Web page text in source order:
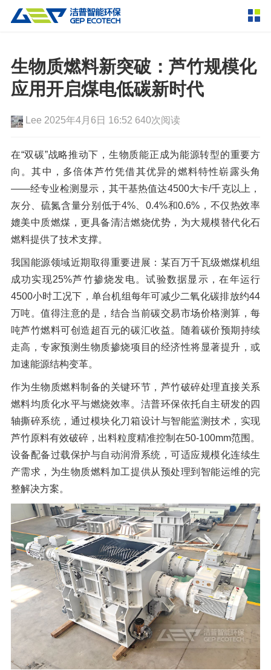
双轴撕碎机 单轴撕碎机
垃圾破袋机
粉碎设备
环锤式粉碎机 鼓式粉碎机
轮胎钢丝分离机 通用型粉碎机
破碎设备
反击式破碎机 颚式破碎机
圆锥破碎机 立轴冲击式破碎机
挤压成型设备
RDF成型机 生物质颗粒机
成套机组
封闭式破碎系统 废轮胎热解系统
橡胶破胶机组
分选分离设备
风选机 滚筒筛
脉冲除尘器 轮胎抽丝机
解决方案
新闻资讯
走进洁普
联系我们
生物质燃料新突破：芦竹规模化
应用开启煤电低碳新时代
Lee 2025年4月6日 16:52 640次阅读
在“双碳”战略推动下，生物质能正成为能源转型的重要方
向。其中，多倍体芦竹凭借其优异的燃料特性崭露头角
——经专业检测显示，其干基热值达4500大卡/千克以上，
灰分、硫氮含量分别低于4%、0.4%和0.6%，不仅热效率
媲美中质燃煤，更具备清洁燃烧优势，为大规模替代化石
燃料提供了技术支撑。
我国能源领域近期取得重要进展：某百万千瓦级燃煤机组
成功实现25%芦竹掺烧发电。试验数据显示，在年运行
4500小时工况下，单台机组每年可减少二氧化碳排放约44
万吨。值得注意的是，结合当前碳交易市场价格测算，每
吨芦竹燃料可创造超百元的碳汇收益。随着碳价预期持续
走高，专家预测生物质掺烧项目的经济性将显著提升，或
加速能源结构变革。
作为生物质燃料制备的关键环节，芦竹破碎处理直接关系
燃料均质化水平与燃烧效率。洁普环保依托自主研发的四
轴撕碎系统，通过模块化刀箱设计与智能监测技术，实现
芦竹原料有效破碎，出料粒度精准控制在50-100mm范围。
设备配备过载保护与自动润滑系统，可适应规模化连续生
产需求，为生物质燃料加工提供从预处理到智能运维的完
整解决方案。